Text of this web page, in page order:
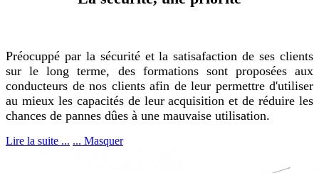
Préocuppé par la sécurité et la satisafaction de ses clients
sur le long terme, des formations sont proposées aux
conducteurs de nos clients afin de leur permettre d'utiliser
au mieux les capacités de leur acquisition et de réduire les
chances de pannes dûes à une mauvaise utilisation.
Lire la suite ... ... Masquer